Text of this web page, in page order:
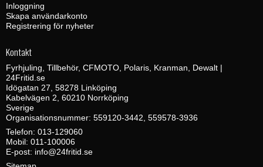
Inloggning
Skapa användarkonto
Registrering för nyheter
Kontakt
Fyrhjuling, Tillbehör, CFMOTO, Polaris, Kranman, Dewalt |
24Fritid.se
Idögatan 27, 58278 Linköping
Kabelvägen 2, 60210 Norrköping
Sverige
Organisationsnummer: 559120-3442, 559578-3936
Telefon: 013-129060
Mobil: 011-100006
E-post: info@24fritid.se